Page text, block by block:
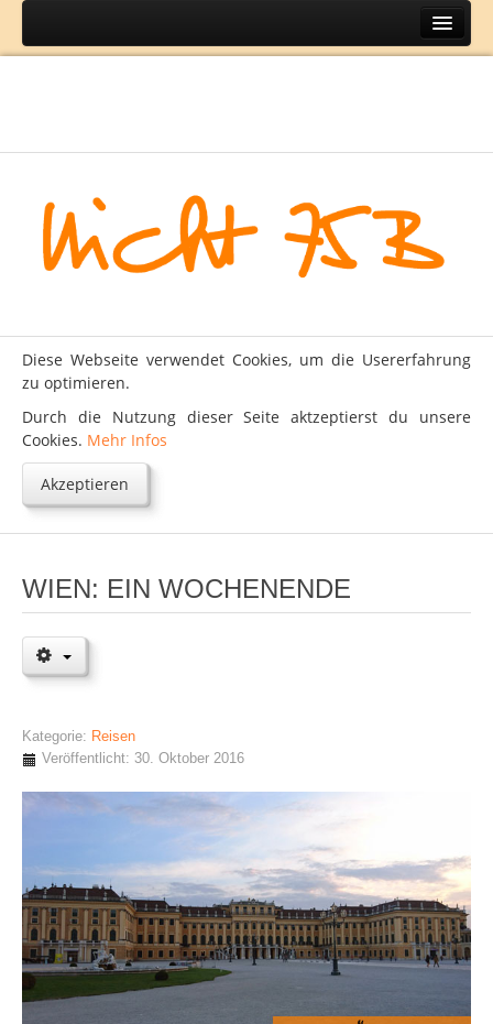
Home
Lifestyle
Mode
Kontakt
Impressum
Datenschutz
Diese Webseite verwendet Cookies, um die Usererfahrung
zu optimieren.
Durch die Nutzung dieser Seite aktzeptierst du unsere
Cookies. Mehr Infos
Akzeptieren
WIEN: EIN WOCHENENDE
Kategorie: Reisen
Veröffentlicht: 30. Oktober 2016